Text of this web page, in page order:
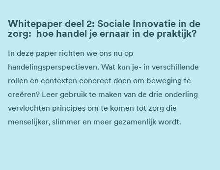
Whitepaper deel 2: Sociale Innovatie in de
zorg: hoe handel je ernaar in de praktijk?
In deze paper richten we ons nu op
handelingsperspectieven. Wat kun je- in verschillende
rollen en contexten concreet doen om beweging te
creëren? Leer gebruik te maken van de drie onderling
vervlochten principes om te komen tot zorg die
menselijker, slimmer en meer gezamenlijk wordt.